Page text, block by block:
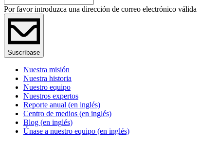
Por favor introduzca una dirección de correo electrónico válida
Suscríbase
Nuestra misión
Nuestra historia
Nuestro equipo
Nuestros expertos
Reporte anual (en inglés)
Centro de medios (en inglés)
Blog (en inglés)
Únase a nuestro equipo (en inglés)